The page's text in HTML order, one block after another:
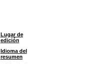
Lugar de
edición
Idioma del
resumen